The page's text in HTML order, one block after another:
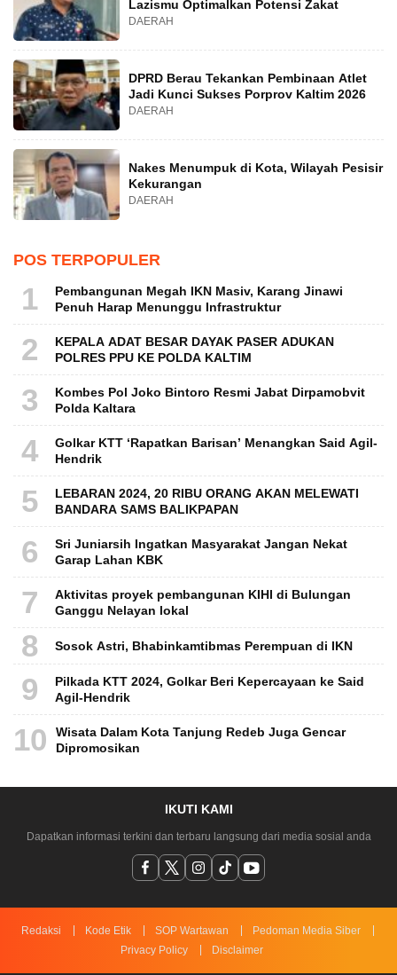
Lazismu Optimalkan Potensi Zakat
DAERAH
DPRD Berau Tekankan Pembinaan Atlet
Jadi Kunci Sukses Porprov Kaltim 2026
DAERAH
Nakes Menumpuk di Kota, Wilayah Pesisir
Kekurangan
DAERAH
POS TERPOPULER
1
Pembangunan Megah IKN Masiv, Karang Jinawi
Penuh Harap Menunggu Infrastruktur
2
KEPALA ADAT BESAR DAYAK PASER ADUKAN
POLRES PPU KE POLDA KALTIM
3
Kombes Pol Joko Bintoro Resmi Jabat Dirpamobvit
Polda Kaltara
4
Golkar KTT ‘Rapatkan Barisan’ Menangkan Said Agil-
Hendrik
5
LEBARAN 2024, 20 RIBU ORANG AKAN MELEWATI
BANDARA SAMS BALIKPAPAN
6
Sri Juniarsih Ingatkan Masyarakat Jangan Nekat
Garap Lahan KBK
7
Aktivitas proyek pembangunan KIHI di Bulungan
Ganggu Nelayan lokal
8 Sosok Astri, Bhabinkamtibmas Perempuan di IKN
9
Pilkada KTT 2024, Golkar Beri Kepercayaan ke Said
Agil-Hendrik
10
Wisata Dalam Kota Tanjung Redeb Juga Gencar
Dipromosikan
IKUTI KAMI
Dapatkan informasi terkini dan terbaru langsung dari media sosial anda
Redaksi Kode Etik SOP Wartawan
Pedoman Media Siber
Privacy Policy
Disclaimer